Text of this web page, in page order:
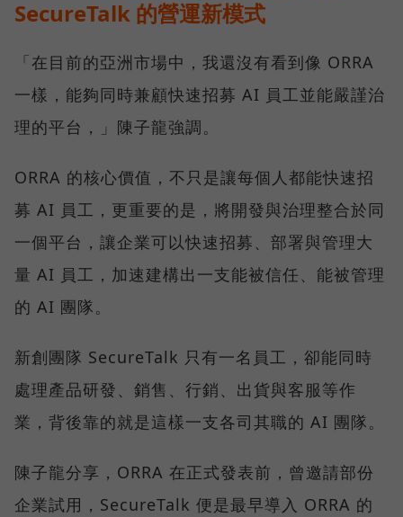
SecureTalk 的營運新模式
「在目前的亞洲市場中，我還沒有看到像 ORRA
一樣，能夠同時兼顧快速招募 AI 員工並能嚴謹治
理的平台，」陳子龍強調。
ORRA 的核心價值，不只是讓每個人都能快速招
募 AI 員工，更重要的是，將開發與治理整合於同
一個平台，讓企業可以快速招募、部署與管理大
量 AI 員工，加速建構出一支能被信任、能被管理
的 AI 團隊。
新創團隊 SecureTalk 只有一名員工，卻能同時
處理產品研發、銷售、行銷、出貨與客服等作
業，背後靠的就是這樣一支各司其職的 AI 團隊。
陳子龍分享，ORRA 在正式發表前，曾邀請部份
企業試用，SecureTalk 便是最早導入 ORRA 的